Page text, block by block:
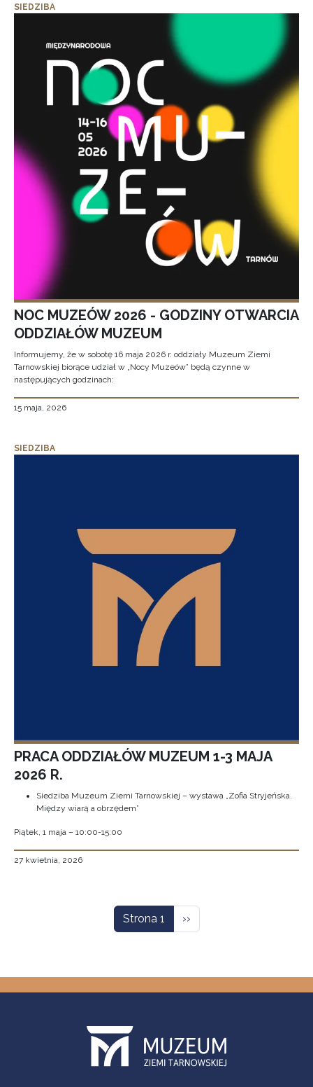
SIEDZIBA
NOC MUZEÓW 2026 - GODZINY OTWARCIA
ODDZIAŁÓW MUZEUM
Informujemy, że w sobotę 16 maja 2026 r. oddziały Muzeum Ziemi
Tarnowskiej biorące udział w „Nocy Muzeów” będą czynne w
następujących godzinach:
15 maja, 2026
SIEDZIBA
PRACA ODDZIAŁÓW MUZEUM 1-3 MAJA
2026 R.
Siedziba Muzeum Ziemi Tarnowskiej – wystawa „Zofia Stryjeńska.
Między wiarą a obrzędem”
Piątek, 1 maja – 10:00-15:00
27 kwietnia, 2026
Strona 1 Następna strona
››